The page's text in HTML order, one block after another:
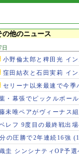
の他のニュース
日
小野倫太郎と稗田光 イ
窪田結衣と石田実莉 イ
セリーナ以来最速で今季
・幕張でピックルボー
未唯ペアがヴィーナス
レフ 9度目の最終戦出場
の圧勝で2年連続16強
圭 シンシナティOP予選